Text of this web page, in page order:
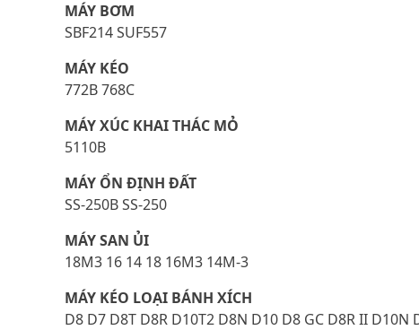
MÁY BƠM
SBF214 SUF557
MÁY KÉO
772B 768C
MÁY XÚC KHAI THÁC MỎ
5110B
MÁY ỔN ĐỊNH ĐẤT
SS-250B SS-250
MÁY SAN ỦI
18M3 16 14 18 16M3 14M-3
MÁY KÉO LOẠI BÁNH XÍCH
D8 D7 D8T D8R D10T2 D8N D10 D8 GC D8R II D10N